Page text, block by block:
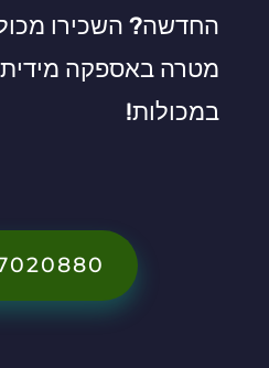
החדשה? השכירו
מטרה באספקה
במכולות!